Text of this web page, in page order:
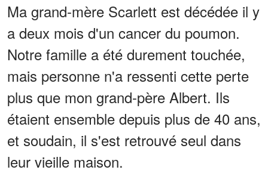
Ma grand-mère Scarlett est décédée il y
a deux mois d'un cancer du poumon.
Notre famille a été durement touchée,
mais personne n'a ressenti cette perte
plus que mon grand-père Albert. Ils
étaient ensemble depuis plus de 40 ans,
et soudain, il s'est retrouvé seul dans
leur vieille maison.